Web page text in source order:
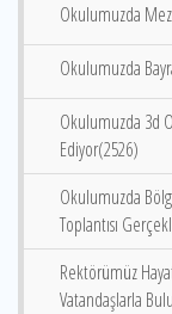
Okulumuzda
Okulumuzda
Okulumuzda 3d
Ediyor(2526)
Okulumuzda
Toplantısı
Rektörümüz
Vatandaşlarla